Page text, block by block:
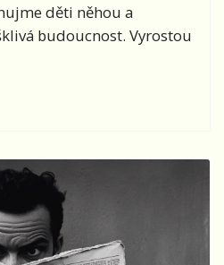
děti něhou a
budoucnost. Vyrostou